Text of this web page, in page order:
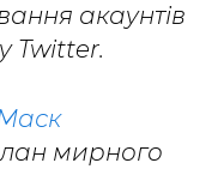
акаунтів
Twitter.
мирного